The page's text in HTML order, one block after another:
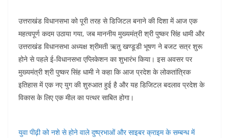
e
b
o
o
k
s
A
p
p
e
st
e
dI
n
gr
a
m
e
उत्तराखंड विधानसभा को पूरी तरह से डिजिटल बनाने की दिशा में आज एक
महत्वपूर्ण कदम उठाया गया, जब माननीय मुख्यमंत्री श्री पुष्कर सिंह धामी और
उत्तराखंड विधानसभा अध्यक्ष श्रीमती ऋतु खण्डूडी भूषण ने बजट सत्र शुरू
होने से पहले ई-विधानसभा एप्लिकेशन का शुभारंभ किया। इस अवसर पर
मुख्यमंत्री श्री पुष्कर सिंह धामी ने कहा कि आज प्रदेश के लोकतांत्रिक
इतिहास में एक नए युग की शुरुआत हुई है और यह डिजिटल बदलाव प्रदेश के
विकास के लिए एक मील का पत्थर साबित होगा।
युवा पीढ़ी को नशे से होने वाले दुष्प्रभाओं और साइबर क्राइम के सम्बन्ध में